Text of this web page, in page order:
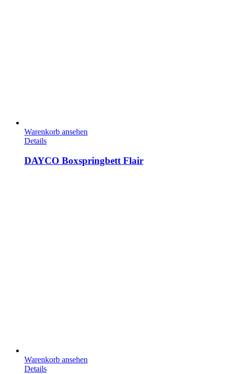
Warenkorb ansehen
Details
DAYCO Boxspringbett Flair
Warenkorb ansehen
Details